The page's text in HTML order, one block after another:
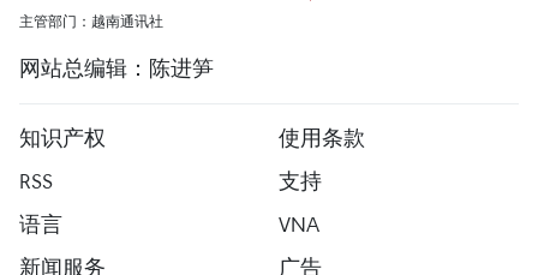
主管部门：越南通讯社
网站总编辑：陈进笋
知识产权
使用条款
RSS
支持
语言
VNA
新闻服务
广告